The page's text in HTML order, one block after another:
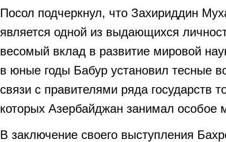
Посол подчеркнул, что Захириддин
является одной из выдающихся
весомый вклад в развитие мировой
в юные годы Бабур установил тесные
связи с правителями ряда государств
которых Азербайджан занимал особое
В заключение своего выступления